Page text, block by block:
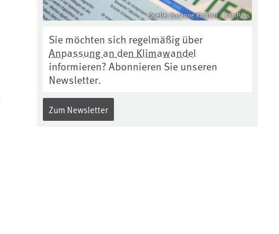
Quelle: Susanne Kambor / KomPass
Sie möchten sich regelmäßig über
Anpassung an den Klimawandel
informieren? Abonnieren Sie unseren
Newsletter.
Zum Newsletter